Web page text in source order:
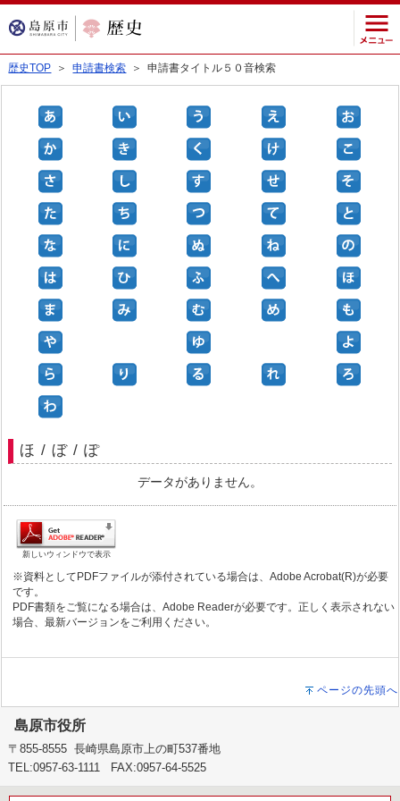
歴史TOP ＞申請書検索 ＞ 申請書タイトル５０音検索
ほ / ぼ / ぽ
データがありません。
新しいウィンドウで表示
※資料としてPDFファイルが添付されている場合は、Adobe Acrobat(R)が必要
です。
PDF書類をご覧になる場合は、Adobe Readerが必要です。正しく表示されない
場合、最新バージョンをご利用ください。
ページの先頭へ
島原市役所
〒855-8555 長崎県島原市上の町537番地
TEL:0957-63-1111 FAX:0957-64-5525